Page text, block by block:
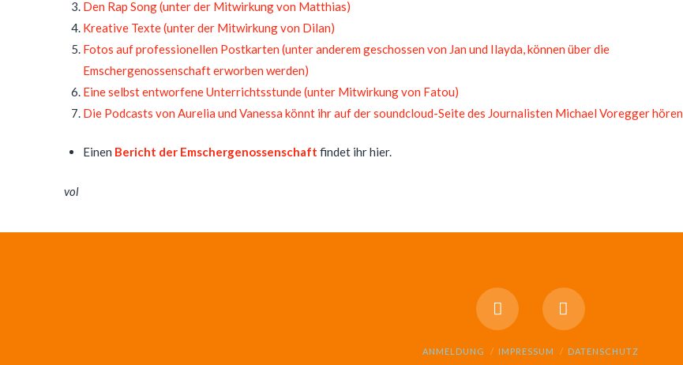
Den Rap Song (unter der Mitwirkung von Matthias)
Kreative Texte (unter der Mitwirkung von Dilan)
Fotos auf professionellen Postkarten (unter anderem geschossen von Jan und Ilayda, können über die
Emschergenossenschaft erworben werden)
Eine selbst entworfene Unterrichtsstunde (unter Mitwirkung von Fatou)
Die Podcasts von Aurelia und Vanessa könnt ihr auf der soundcloud-Seite des Journalisten Michael Voregger hören
Einen Bericht der Emschergenossenschaft findet ihr hier.
vol
ANMELDUNG IMPRESSUM DATENSCHUTZ